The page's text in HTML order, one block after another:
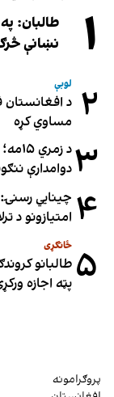
۱
طالبان:
نښانې
۲ لوبې
مساوي کړه
۳
د
دوامدارې
۴ چینایي
امتیازونو د
۵ ځانګړی
طالبانو
پټه اجازه
پروګرامونه